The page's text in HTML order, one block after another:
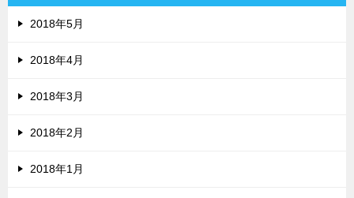
2018年5月
2018年4月
2018年3月
2018年2月
2018年1月